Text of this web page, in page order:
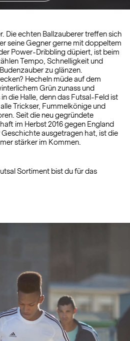
Die echten Ballzauberer treffen sich
seine Gegner gerne mit doppeltem
Power-Dribbling düpiert, ist beim
Tempo, Schnelligkeit und
zu glänzen.
Hecheln müde auf dem
Grün zunass und
die Halle, denn das Futsal-Feld ist
Trickser, Fummelkönige und
Seit die neu gegründete
im Herbst 2016 gegen England
ausgetragen hat, ist die
stärker im Kommen.
Sortiment bist du für das